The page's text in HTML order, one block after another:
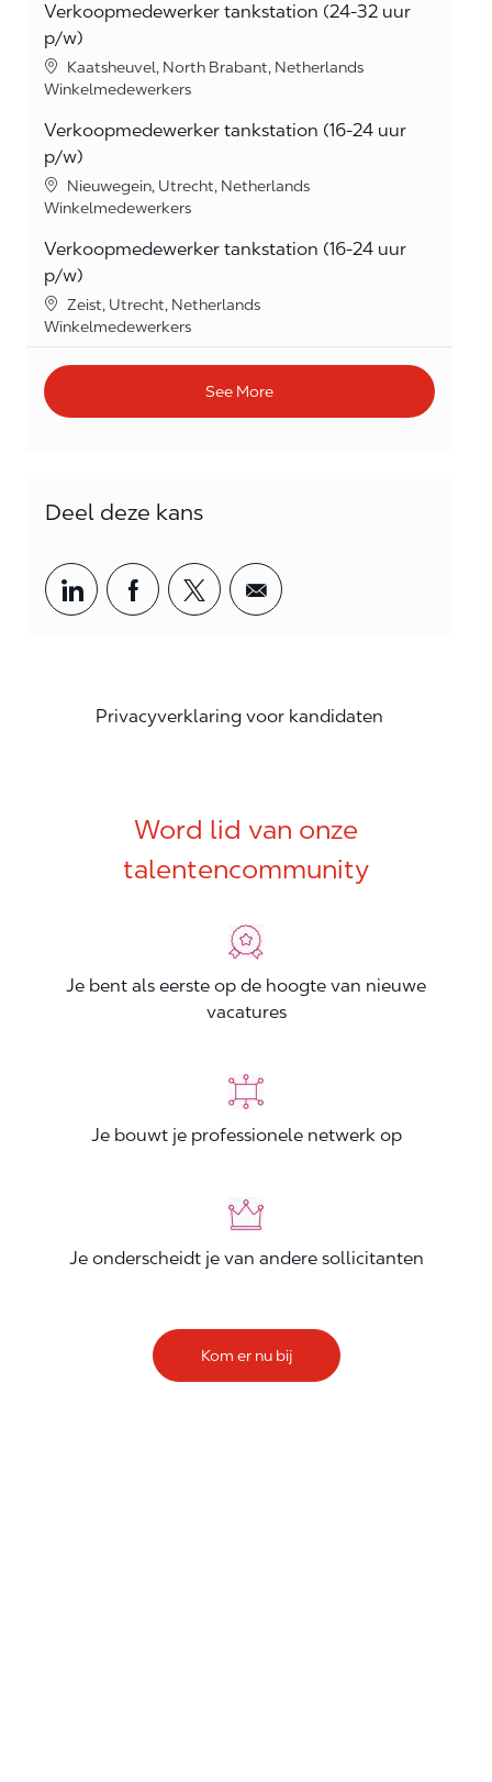
Verkoopmedewerker tankstation (24-32 uur
p/w)
Location
Kaatsheuvel, North Brabant, Netherlands
Category
Winkelmedewerkers
Verkoopmedewerker tankstation (16-24 uur
p/w)
Location
Nieuwegein, Utrecht, Netherlands
Category
Winkelmedewerkers
Verkoopmedewerker tankstation (16-24 uur
p/w)
Location
Zeist, Utrecht, Netherlands
Category
Winkelmedewerkers
See More
Deel deze kans
Share via LinkedIn
Share via Facebook
Share via twitter
Share via email
Privacyverklaring voor kandidaten
Word lid van onze
talentencommunity
Je bent als eerste op de hoogte van nieuwe
vacatures
Je bouwt je professionele netwerk op
Je onderscheidt je van andere sollicitanten
Kom er nu bij